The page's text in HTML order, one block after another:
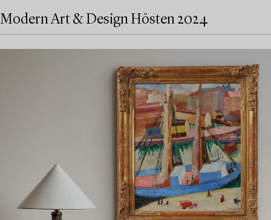
Modern Art & Design Hösten 2024